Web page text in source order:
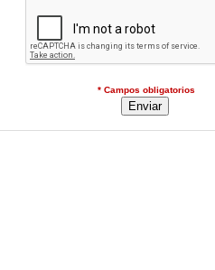
* Campos obligatorios